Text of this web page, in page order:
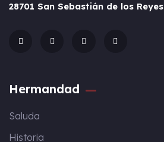
28701 San Sebastián de los Reyes
Hermandad
Saluda
Historia